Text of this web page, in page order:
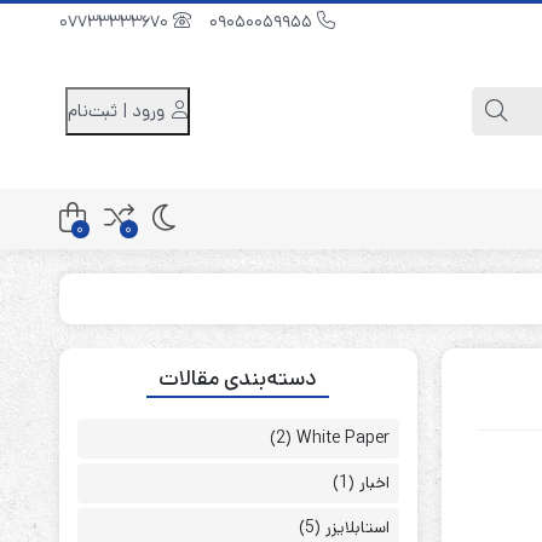
ورود | ثبت‌نام
کابینت باتری 48 ولت
0
0
دسته‌بندی مقالات
White Paper
(2)
اخبار (1)
استابلایزر (5)